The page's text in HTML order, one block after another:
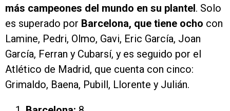
más campeones del mundo en su plantel . Solo
es superado por Barcelona, que tiene ocho con
Lamine, Pedri, Olmo, Gavi, Eric García, Joan
García, Ferran y Cubarsí, y es seguido por el
Atlético de Madrid, que cuenta con cinco:
Grimaldo, Baena, Pubill, Llorente y Julián.